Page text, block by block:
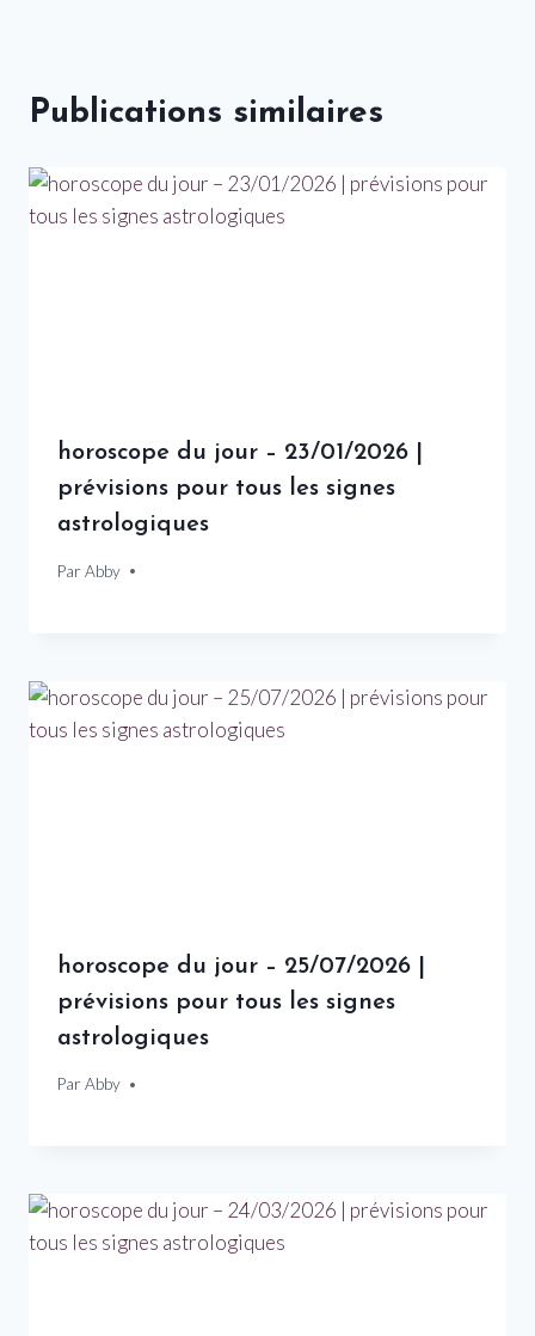
Publications similaires
horoscope du jour – 23/01/2026 |
prévisions pour tous les signes
astrologiques
Par Abby
23 janvier 2026
horoscope du jour – 25/07/2026 |
prévisions pour tous les signes
astrologiques
Par Abby
25 juillet 2026